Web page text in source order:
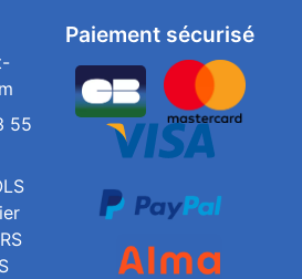
Paiement sécurisé
55